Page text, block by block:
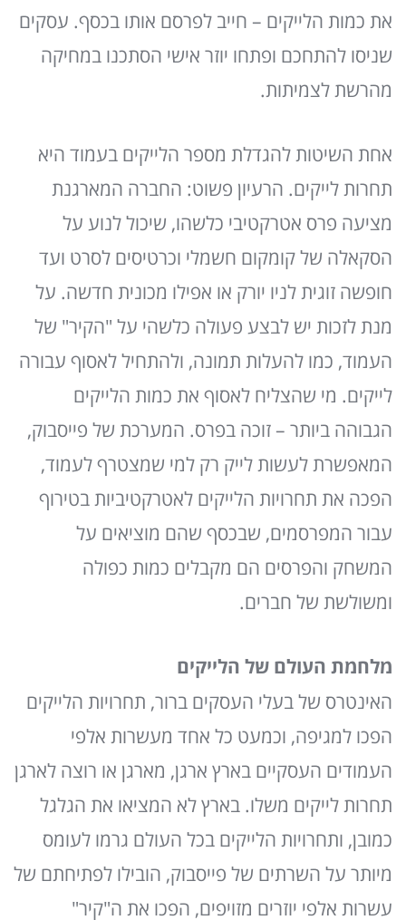
את כמות הלייקים – חייב לפרסם אותו בכסף. עסקים
שניסו להתחכם ופתחו יוזר אישי הסתכנו במחיקה
מהרשת לצמיתות.
אחת השיטות להגדלת מספר הלייקים בעמוד היא
תחרות לייקים. הרעיון פשוט: החברה המארגנת
מציעה פרס אטרקטיבי כלשהו, שיכול לנוע על
הסקאלה של קומקום חשמלי וכרטיסים לסרט ועד
חופשה זוגית לניו יורק או אפילו מכונית חדשה. על
מנת לזכות יש לבצע פעולה כלשהי על "הקיר" של
העמוד, כמו להעלות תמונה, ולהתחיל לאסוף עבורה
לייקים. מי שהצליח לאסוף את כמות הלייקים
הגבוהה ביותר – זוכה בפרס. המערכת של פייסבוק,
המאפשרת לעשות לייק רק למי שמצטרף לעמוד,
הפכה את תחרויות הלייקים לאטרקטיביות בטירוף
עבור המפרסמים, שבכסף שהם מוציאים על
המשחק והפרסים הם מקבלים כמות כפולה
ומשולשת של חברים.
מלחמת העולם של הלייקים
האינטרס של בעלי העסקים ברור, תחרויות הלייקים
הפכו למגיפה, וכמעט כל אחד מעשרות אלפי
העמודים העסקיים בארץ ארגן, מארגן או רוצה לארגן
תחרות לייקים משלו. בארץ לא המציאו את הגלגל
כמובן, ותחרויות הלייקים בכל העולם גרמו לעומס
מיותר על השרתים של פייסבוק, הובילו לפתיחתם של
עשרות אלפי יוזרים מזויפים, הפכו את ה"קיר"